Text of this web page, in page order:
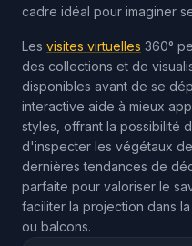
cadre idéal pour imaginer
Les visites virtuelles 360°
des collections et de
disponibles avant de se
interactive aide à mieux
styles, offrant la possibilité
d'inspecter les végétaux
dernières tendances de
parfaite pour valoriser le
faciliter la projection dans
ou balcons.